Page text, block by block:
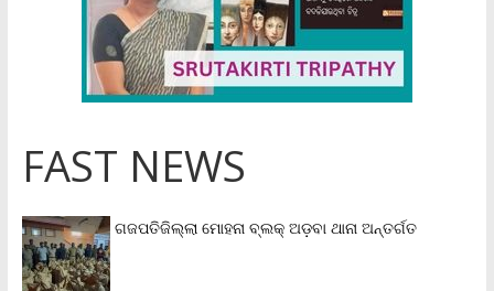
FAST NEWS
ଗଜପତିଜିଲ୍ଲା ମୋହନା ବ୍ଲକ୍‌ ଅଡ଼ବା ଥାନା ଅନ୍ତର୍ଗତ